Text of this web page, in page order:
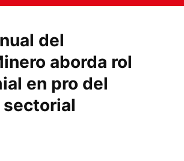
del
aborda rol
en pro del